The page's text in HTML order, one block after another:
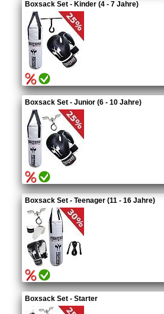
Boxsack Set - Kinder (4 - 7 Jahre)
Boxsack Set - Junior (6 - 10 Jahre)
Boxsack Set - Teenager (11 - 16 Jahre)
Boxsack Set - Starter